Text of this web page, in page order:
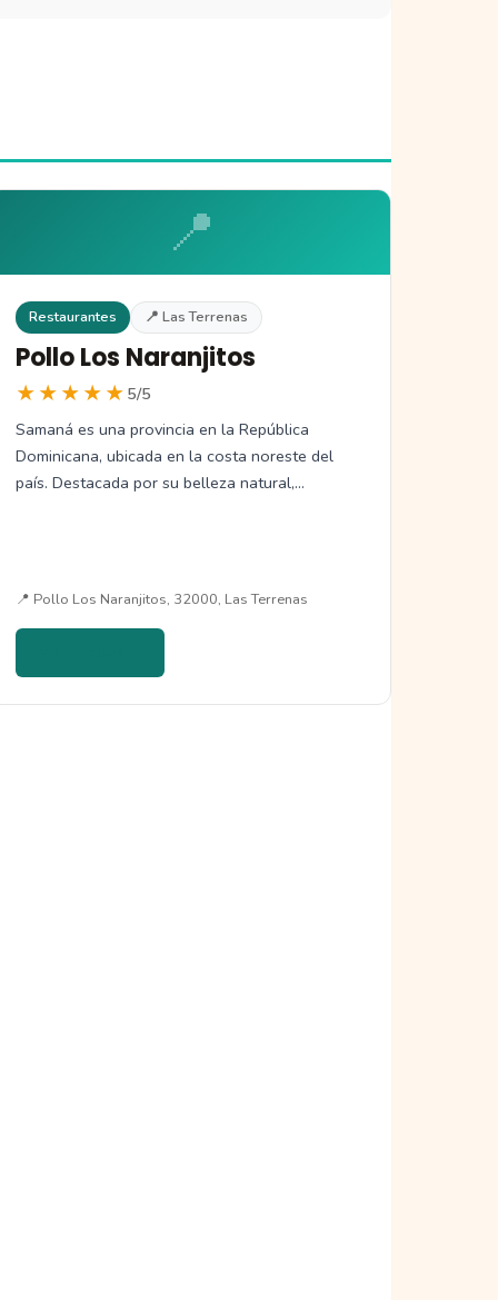
📍
Restaurantes 📍 Las Terrenas
Pollo Los Naranjitos
★★★★★ 5/5
Samaná es una provincia en la República
Dominicana, ubicada en la costa noreste del
país. Destacada por su belleza natural,…
📍 Pollo Los Naranjitos, 32000, Las Terrenas